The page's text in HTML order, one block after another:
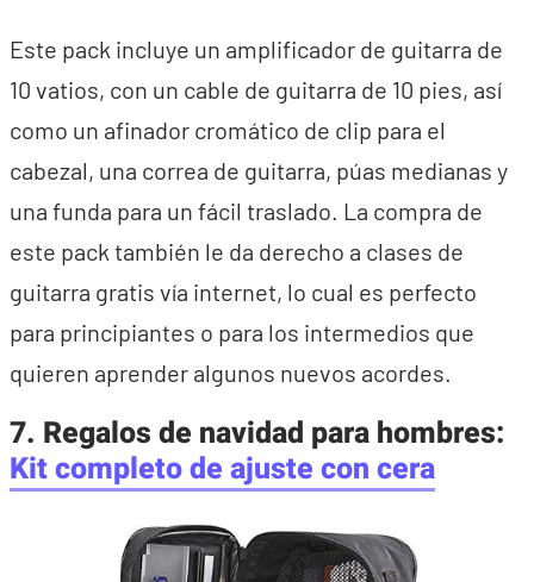
Este pack incluye un amplificador de guitarra de
10 vatios, con un cable de guitarra de 10 pies, así
como un afinador cromático de clip para el
cabezal, una correa de guitarra, púas medianas y
una funda para un fácil traslado. La compra de
este pack también le da derecho a clases de
guitarra gratis vía internet, lo cual es perfecto
para principiantes o para los intermedios que
quieren aprender algunos nuevos acordes.
7. Regalos de navidad para hombres:
Kit completo de ajuste con cera